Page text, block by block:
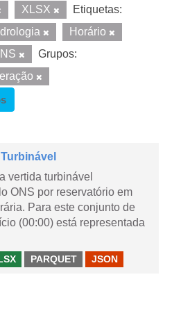
XLSX
Etiquetas:
Horário
Grupos:
vertida turbinável
ONS por reservatório em
Para este conjunto de
(00:00) está representada
PARQUET JSON